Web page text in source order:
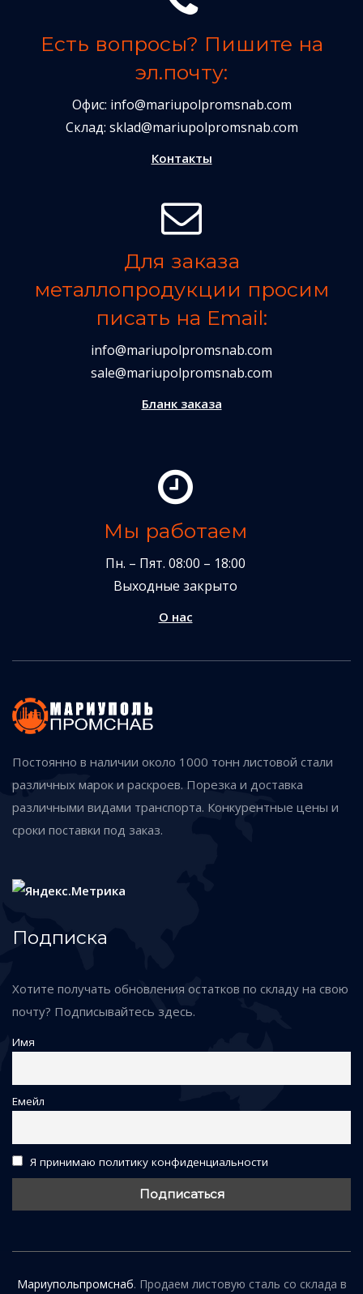
Есть вопросы? Пишите на
эл.почту:
Офис: info@mariupolpromsnab.com
Склад: sklad@mariupolpromsnab.com
Контакты
Для заказа
металлопродукции просим
писать на Email:
info@mariupolpromsnab.com
sale@mariupolpromsnab.com
Бланк заказа
Мы работаем
Пн. – Пят. 08:00 – 18:00
Выходные закрыто
О нас
Постоянно в наличии около 1000 тонн листовой стали
различных марок и раскроев. Порезка и доставка
различными видами транспорта. Конкурентные цены и
сроки поставки под заказ.
Подписка
Хотите получать обновления остатков по складу на свою
почту? Подписывайтесь здесь.
Имя
Емейл
Я принимаю политику конфиденциальности
Мариупольпромснаб. Продаем листовую сталь со склада в